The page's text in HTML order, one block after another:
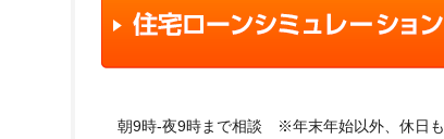
朝9時-夜9時まで相談 ※年末年始以外、休日も